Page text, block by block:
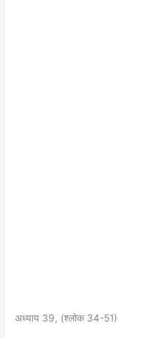
अध्याय 39, (श्लोक 34-51)